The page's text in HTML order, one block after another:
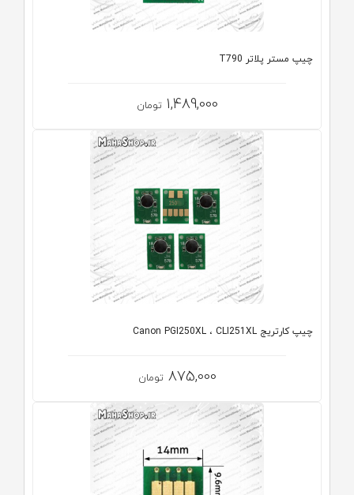
چیپ مستر پلاتر T790
1,489,000 تومان
چیپ کارتریج Canon PGI250XL ، CLI251XL
875,000 تومان